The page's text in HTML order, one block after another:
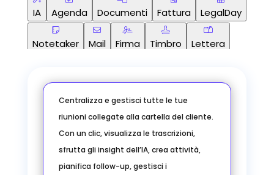
IA Agenda Documenti Fattura LegalDay
Notetaker Mail Firma Timbro Lettera
Fattura LegalDay Notetaker
Timbro Lettera Cliente
Agenda Documenti Fattura
Centralizza e gestisci tutte le tue
riunioni collegate alla cartella del cliente.
Con un clic, visualizza le trascrizioni,
sfrutta gli insight dell’IA, crea attività,
pianifica follow-up, gestisci i